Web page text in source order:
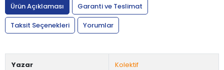
Ürün Açıklaması
Garanti ve Teslimat
Taksit Seçenekleri
Yorumlar
Yazar Kolektif